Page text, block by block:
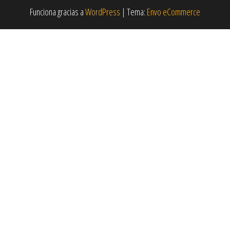
Funciona gracias aWordPress | Tema: Envo eCommerce